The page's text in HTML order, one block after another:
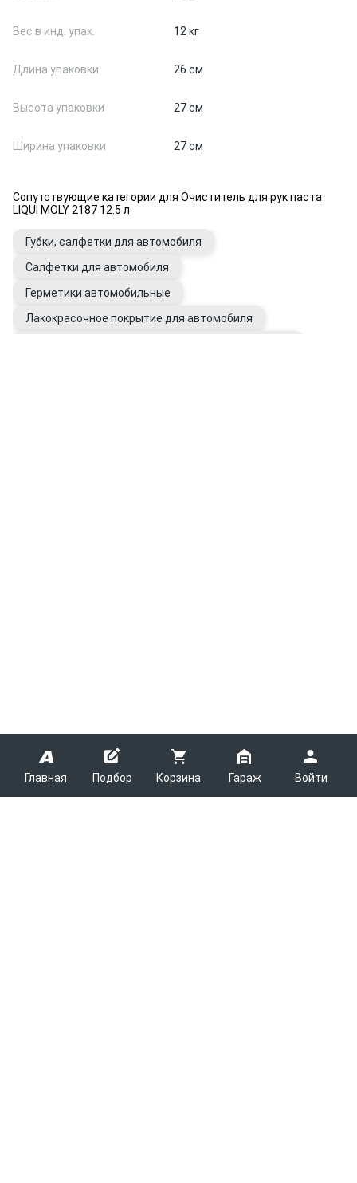
Главная Подбор Корзина Гараж Войти
Вес в инд. упак. 12 кг
Длина упаковки 26 см
Высота упаковки 27 см
Ширина упаковки 27 см
Сопутствующие категории для Очиститель для рук паста
LIQUI MOLY 2187 12.5 л
Губки, салфетки для автомобиля
Салфетки для автомобиля
Герметики автомобильные
Лакокрасочное покрытие для автомобиля